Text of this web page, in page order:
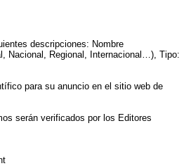
descripciones: Nombre
Nacional, Regional, Internacional…), Tipo:
para su anuncio en el sitio web de
serán verificados por los Editores